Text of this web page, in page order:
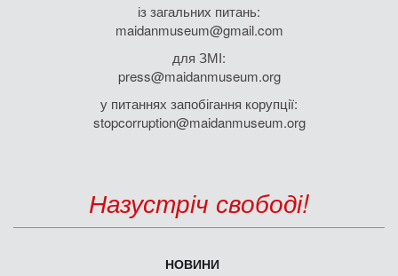
із загальних питань:
maidanmuseum@gmail.com
для ЗМІ:
press@maidanmuseum.org
у питаннях запобігання корупції:
stopcorruption@maidanmuseum.org
Назустріч свободі!
НОВИНИ